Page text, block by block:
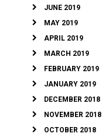
JUNE 2019
MAY 2019
APRIL 2019
MARCH 2019
FEBRUARY 2019
JANUARY 2019
DECEMBER 2018
NOVEMBER 2018
OCTOBER 2018